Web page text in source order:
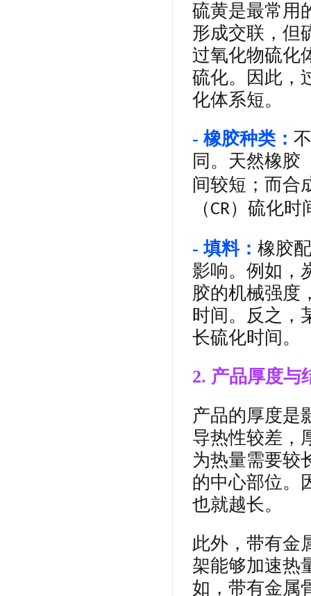
硫黄是最常用
形成交联，但
过氧化物硫化
硫化。因此，
化体系短。
- 橡胶种类：
同。天然橡胶
间较短；而合
（CR）硫化时
- 填料： 橡胶
影响。例如，
胶的机械强度
时间。反之，
长硫化时间。
2. 产品厚度与
产品的厚度是
导热性较差，
为热量需要较
的中心部位。
也就越长。
此外，带有金
架能够加速热
如，带有金属